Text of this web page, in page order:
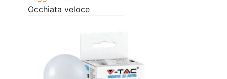
Occhiata veloce